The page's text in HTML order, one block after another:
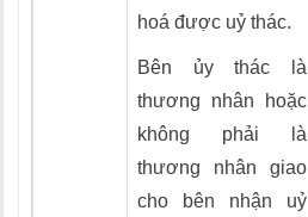
hoá được uỷ thác.
Bên ủy thác là
thương nhân hoặc
không phải là
thương nhân giao
cho bên nhận uỷ